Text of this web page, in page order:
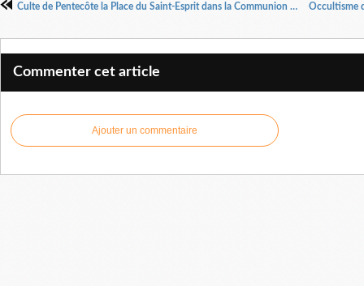
Culte de Pentecôte la Place du Saint-Esprit dans la Communion avec Dieu par le Pasteur Henri Kpodahi
Commenter cet article
Ajouter un commentaire